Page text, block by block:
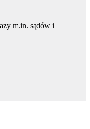
m.in. sądów i